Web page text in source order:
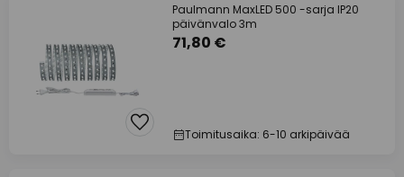
Paulmann MaxLED 500 -sarja IP20
päivänvalo 3m
71,80 €
Toimitusaika: 6-10 arkipäivää